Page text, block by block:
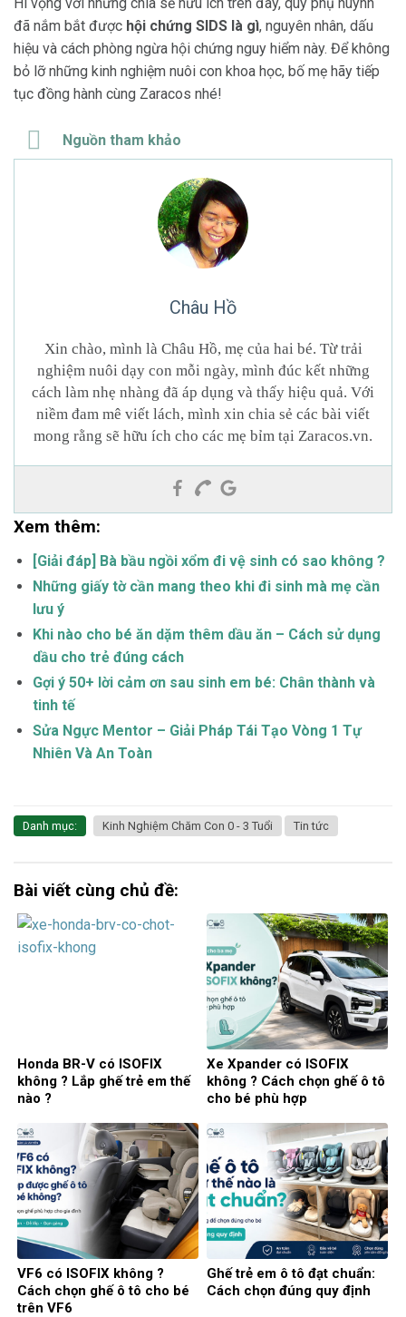
đã nắm bắt được hội chứng SIDS là gì, nguyên nhân, dấu
hiệu và cách phòng ngừa hội chứng nguy hiểm này. Để không
bỏ lỡ những kinh nghiệm nuôi con khoa học, bố mẹ hãy tiếp
tục đồng hành cùng Zaracos nhé!
Nguồn tham khảo
Châu Hồ
Xin chào, mình là Châu Hồ, mẹ của hai bé. Từ trải
nghiệm nuôi dạy con mỗi ngày, mình đúc kết những
cách làm nhẹ nhàng đã áp dụng và thấy hiệu quả. Với
niềm đam mê viết lách, mình xin chia sẻ các bài viết
mong rằng sẽ hữu ích cho các mẹ bỉm tại Zaracos.vn.
Xem thêm:
[Giải đáp] Bà bầu ngồi xổm đi vệ sinh có sao không ?
Những giấy tờ cần mang theo khi đi sinh mà mẹ cần
lưu ý
Khi nào cho bé ăn dặm thêm dầu ăn – Cách sử dụng
dầu cho trẻ đúng cách
Gợi ý 50+ lời cảm ơn sau sinh em bé: Chân thành và
tinh tế
Sửa Ngực Mentor – Giải Pháp Tái Tạo Vòng 1 Tự
Nhiên Và An Toàn
Danh mục: Kinh Nghiệm Chăm Con 0 - 3 Tuổi Tin tức
Bài viết cùng chủ đề:
Honda BR-V có ISOFIX
không ? Lắp ghế trẻ em thế
nào ?
Xe Xpander có ISOFIX
không ? Cách chọn ghế ô tô
cho bé phù hợp
VF6 có ISOFIX không ?
Cách chọn ghế ô tô cho bé
trên VF6
Ghế trẻ em ô tô đạt chuẩn:
Cách chọn đúng quy định